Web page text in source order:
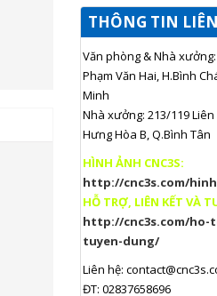
THÔNG TIN
Văn phòng & Nhà xưởng:
Phạm Văn Hai, H.Bình
Minh
Nhà xưởng: 213/119 Liên
Hưng Hòa B, Q.Bình Tân
HÌNH ẢNH CNC3S:
http://cnc3s.com/
HỖ TRỢ, LIÊN KẾT VÀ
http://cnc3s.com/ho-
tuyen-dung/
Liên hệ:
ĐT: 02837658696